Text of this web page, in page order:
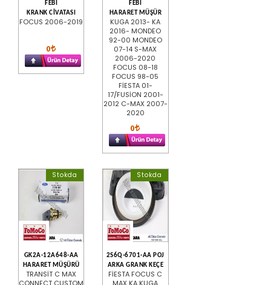
FEBİ
KRANK CİVATASI
FOCUS 2006-2019
0
FEBİ
HARARET MÜŞÜR
KUGA 2013- KA
2016- MONDEO
92-00 MONDEO
07-14 S-MAX
2006-2020
FOCUS 08-18
FOCUS 98-05
FİESTA 01-
17/FUSİON 2001-
2012 C-MAX 2007-
2020
0
Stokda
GK2A-12A648-AA
HARARET MÜŞÜRÜ
TRANSİT C MAX
CONNECT CUSTOM
Stokda
2S6Q-6701-AA POJ
ARKA GRANK KEÇE
FİESTA FOCUS C
MAX KA KUGA